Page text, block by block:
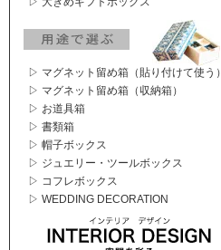
▷ マグネット留め箱（貼り付けて使う）
▷ マグネット留め箱（収納箱）
▷ お道具箱
▷ 書類箱
▷ 帽子ボックス
▷ ジュエリー・ツールボックス
▷ コフレボックス
▷ WEDDING DECORATION